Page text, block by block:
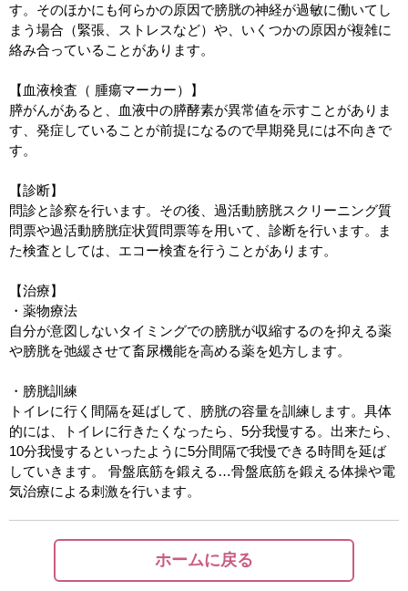
す。そのほかにも何らかの原因で膀胱の神経が過敏に働いてし
まう場合（緊張、ストレスなど）や、いくつかの原因が複雑に
絡み合っていることがあります。
【血液検査（ 腫瘍マーカー）】
膵がんがあると、血液中の膵酵素が異常値を示すことがありま
す、発症していることが前提になるので早期発見には不向きで
す。
【診断】
問診と診察を行います。その後、過活動膀胱スクリーニング質
問票や過活動膀胱症状質問票等を用いて、診断を行います。ま
た検査としては、エコー検査を行うことがあります。
【治療】
・薬物療法
自分が意図しないタイミングでの膀胱が収縮するのを抑える薬
や膀胱を弛緩させて畜尿機能を高める薬を処方します。
・膀胱訓練
トイレに行く間隔を延ばして、膀胱の容量を訓練します。具体
的には、トイレに行きたくなったら、5分我慢する。出来たら、
10分我慢するといったように5分間隔で我慢できる時間を延ば
していきます。 骨盤底筋を鍛える…骨盤底筋を鍛える体操や電
気治療による刺激を行います。
ホームに戻る